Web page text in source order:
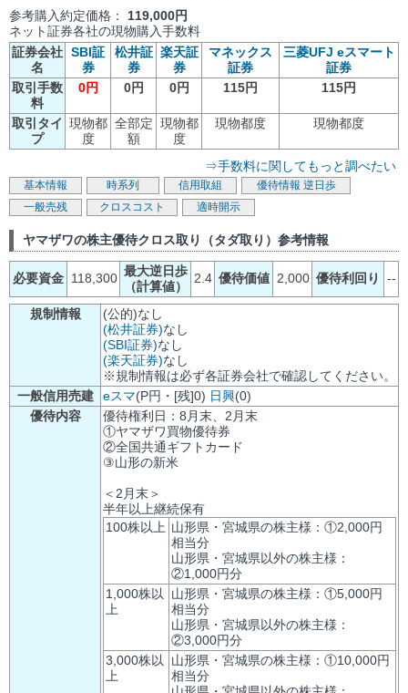
参考購入約定価格： 119,000円
ネット証券各社の現物購入手数料
証券会社
名
SBI証
券
松井証
券
楽天証
券
マネックス
証券
三菱UFJ eスマート
証券
取引手数
料
0円 0円 0円 115円 115円
取引タイ
プ
現物都
度
全部定
額
現物都
度
現物都度 現物都度
⇒手数料に関してもっと調べたい
基本情報 時系列 信用取組 優待情報 逆日歩
一般売残
クロスコスト 適時開示
ヤマザワの株主優待クロス取り（タダ取り）参考情報
必要資金 118,300 最大逆日歩
（計算値）
2.4 優待価値 2,000 優待利回り --
規制情報
(公的)なし
(松井証券)なし
(SBI証券)なし
(楽天証券)なし
※規制情報は必ず各証券会社で確認してください。
一般信用売建
eスマ(P円・[残]0) 日興(0)
優待内容
優待権利日：8月末、2月末
①ヤマザワ買物優待券
②全国共通ギフトカード
③山形の新米
＜2月末＞
半年以上継続保有
100株以上 山形県・宮城県の株主様：①2,000円
相当分
山形県・宮城県以外の株主様：
②1,000円分
1,000株以
上
山形県・宮城県の株主様：①5,000円
相当分
山形県・宮城県以外の株主様：
②3,000円分
3,000株以
上
山形県・宮城県の株主様：①10,000円
相当分